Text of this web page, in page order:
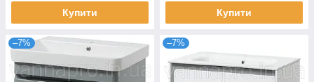
Купити Купити
–7% –7%